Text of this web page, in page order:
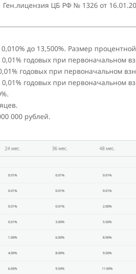
Ген.лицензия ЦБ РФ № 1326 от
до 13,500%. Размер
годовых при первоначальном
годовых при первоначальном
годовых при первоначальном
000 рублей.